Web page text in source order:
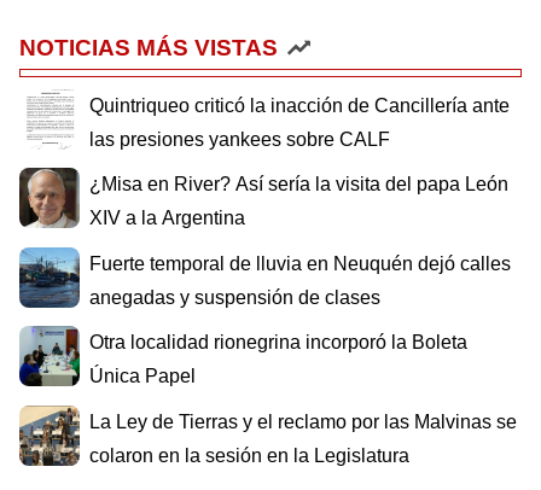
NOTICIAS MÁS VISTAS
Quintriqueo criticó la inacción de Cancillería ante
las presiones yankees sobre CALF
¿Misa en River? Así sería la visita del papa León
XIV a la Argentina
Fuerte temporal de lluvia en Neuquén dejó calles
anegadas y suspensión de clases
Otra localidad rionegrina incorporó la Boleta
Única Papel
La Ley de Tierras y el reclamo por las Malvinas se
colaron en la sesión en la Legislatura